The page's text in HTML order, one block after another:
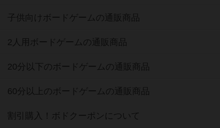
子供向けボードゲームの通販商品
2人用ボードゲームの通販商品
20分以下のボードゲームの通販商品
60分以上のボードゲームの通販商品
割引購入！ボドクーポンについて